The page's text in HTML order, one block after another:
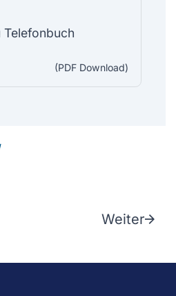
Telefonbuch
(PDF Download)
Weiter